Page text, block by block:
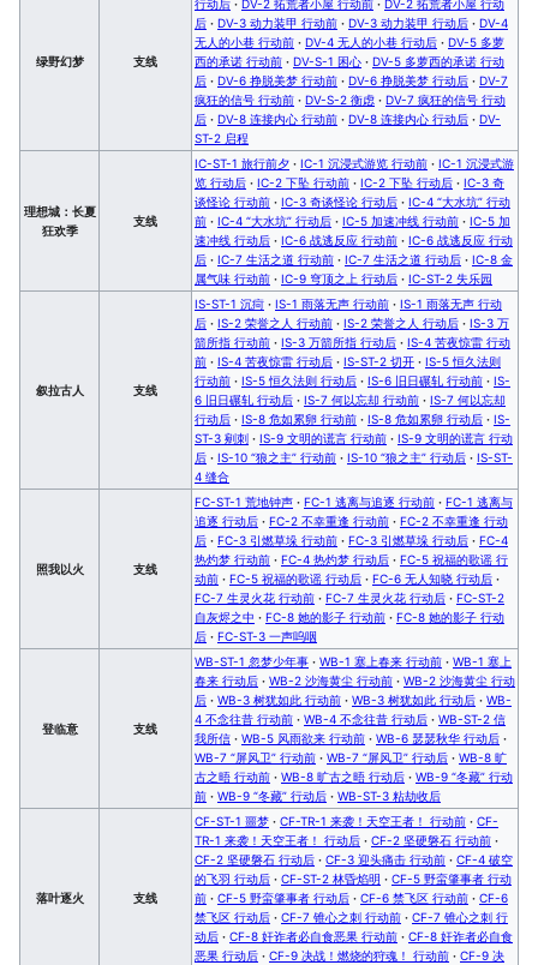
绿野幻梦 支线
行动后 · DV-2 拓荒者小屋 行动前 · DV-2 拓荒者小屋 行动
后 · DV-3 动力装甲 行动前 · DV-3 动力装甲 行动后 · DV-4
无人的小巷 行动前 · DV-4 无人的小巷 行动后 · DV-5 多萝
西的承诺 行动前 · DV-S-1 困心 · DV-5 多萝西的承诺 行动
后 · DV-6 挣脱美梦 行动前 · DV-6 挣脱美梦 行动后 · DV-7
疯狂的信号 行动前 · DV-S-2 衡虑 · DV-7 疯狂的信号 行动
后 · DV-8 连接内心 行动前 · DV-8 连接内心 行动后 · DV-
ST-2 启程
理想城：长夏
狂欢季
支线
IC-ST-1 旅行前夕 · IC-1 沉浸式游览 行动前 · IC-1 沉浸式游
览 行动后 · IC-2 下坠 行动前 · IC-2 下坠 行动后 · IC-3 奇
谈怪论 行动前 · IC-3 奇谈怪论 行动后 · IC-4 “大水坑” 行动
前 · IC-4 “大水坑” 行动后 · IC-5 加速冲线 行动前 · IC-5 加
速冲线 行动后 · IC-6 战逃反应 行动前 · IC-6 战逃反应 行动
后 · IC-7 生活之道 行动前 · IC-7 生活之道 行动后 · IC-8 金
属气味 行动前 · IC-9 穹顶之上 行动后 · IC-ST-2 失乐园
叙拉古人 支线
IS-ST-1 沉疴 · IS-1 雨落无声 行动前 · IS-1 雨落无声 行动
后 · IS-2 荣誉之人 行动前 · IS-2 荣誉之人 行动后 · IS-3 万
箭所指 行动前 · IS-3 万箭所指 行动后 · IS-4 苦夜惊雷 行动
前 · IS-4 苦夜惊雷 行动后 · IS-ST-2 切开 · IS-5 恒久法则
行动前 · IS-5 恒久法则 行动后 · IS-6 旧日碾轧 行动前 · IS-
6 旧日碾轧 行动后 · IS-7 何以忘却 行动前 · IS-7 何以忘却
行动后 · IS-8 危如累卵 行动前 · IS-8 危如累卵 行动后 · IS-
ST-3 剜刺 · IS-9 文明的谎言 行动前 · IS-9 文明的谎言 行动
后 · IS-10 “狼之主” 行动前 · IS-10 “狼之主” 行动后 · IS-ST-
4 缝合
照我以火 支线
FC-ST-1 荒地钟声 · FC-1 逃离与追逐 行动前 · FC-1 逃离与
追逐 行动后 · FC-2 不幸重逢 行动前 · FC-2 不幸重逢 行动
后 · FC-3 引燃草垛 行动前 · FC-3 引燃草垛 行动后 · FC-4
热灼梦 行动前 · FC-4 热灼梦 行动后 · FC-5 祝福的歌谣 行
动前 · FC-5 祝福的歌谣 行动后 · FC-6 无人知晓 行动后 ·
FC-7 生灵火花 行动前 · FC-7 生灵火花 行动后 · FC-ST-2
自灰烬之中 · FC-8 她的影子 行动前 · FC-8 她的影子 行动
后 · FC-ST-3 一声呜咽
登临意 支线
WB-ST-1 忽梦少年事 · WB-1 塞上春来 行动前 · WB-1 塞上
春来 行动后 · WB-2 沙海黄尘 行动前 · WB-2 沙海黄尘 行动
后 · WB-3 树犹如此 行动前 · WB-3 树犹如此 行动后 · WB-
4 不念往昔 行动前 · WB-4 不念往昔 行动后 · WB-ST-2 信
我所信 · WB-5 风雨欲来 行动前 · WB-6 瑟瑟秋华 行动后 ·
WB-7 “屏风卫” 行动前 · WB-7 “屏风卫” 行动后 · WB-8 旷
古之晤 行动前 · WB-8 旷古之晤 行动后 · WB-9 “冬藏” 行动
前 · WB-9 “冬藏” 行动后 · WB-ST-3 粘劫收后
落叶逐火 支线
CF-ST-1 噩梦 · CF-TR-1 来袭！天空王者！ 行动前 · CF-
TR-1 来袭！天空王者！ 行动后 · CF-2 坚硬磐石 行动前 ·
CF-2 坚硬磐石 行动后 · CF-3 迎头痛击 行动前 · CF-4 破空
的飞羽 行动后 · CF-ST-2 林昏焰明 · CF-5 野蛮肇事者 行动
前 · CF-5 野蛮肇事者 行动后 · CF-6 禁飞区 行动前 · CF-6
禁飞区 行动后 · CF-7 锥心之刺 行动前 · CF-7 锥心之刺 行
动后 · CF-8 奸诈者必自食恶果 行动前 · CF-8 奸诈者必自食
恶果 行动后 · CF-9 决战！燃烧的狩魂！ 行动前 · CF-9 决